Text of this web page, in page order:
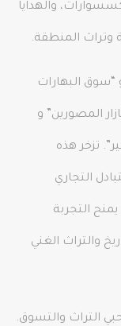
والهدايا
وتراث المنطقة.
و “سوق البهارات
المصورين” و
تزخر هذه
التجاري
التجربة
والتراث الغني
التراث والتسوق.